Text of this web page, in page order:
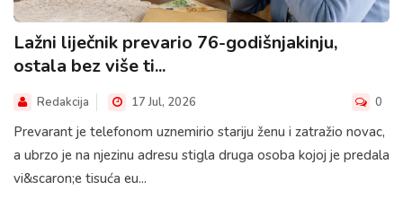
Lažni liječnik prevario 76-godišnjakinju,
ostala bez više ti...
Redakcija 17 Jul, 2026 0
Prevarant je telefonom uznemirio stariju ženu i zatražio novac,
a ubrzo je na njezinu adresu stigla druga osoba kojoj je predala
vi&scaron;e tisuća eu...